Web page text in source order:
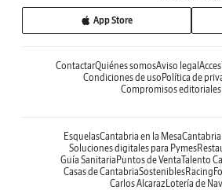
App Store
ContactarQuiénes somosAviso legal
Condiciones de uso Política de
Compromisos editoriales
EsquelasCantabria en la Mesa
Soluciones digitales para Pymes
Guía Sanitaria Puntos de VentaTalento
Casas de CantabriaSosteniblesRacing
Carlos Alcaraz Lotería de